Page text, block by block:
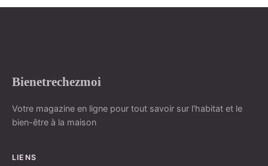
Bienetrechezmoi
Votre magazine en ligne pour tout savoir sur l'habitat et le
bien-être à la maison
LIENS